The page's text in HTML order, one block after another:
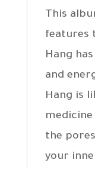
This
features
Hang
and
Hang is
the
your